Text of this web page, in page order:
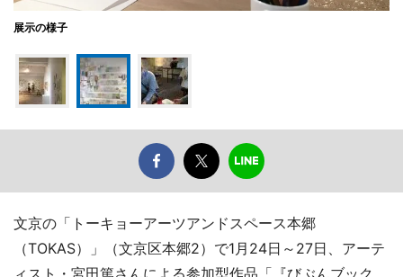
展示の様子
文京の「トーキョーアーツアンドスペース本郷
（TOKAS）」（文京区本郷2）で1月24日～27日、アーテ
ィスト・宮田篤さんによる参加型作品「『びぶんブック